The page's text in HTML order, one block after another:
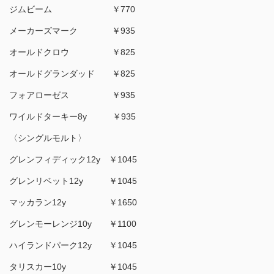
ジムビーム ￥770
メーカーズマーク ￥935
オールドクロウ ￥825
オールドグランダッド ￥825
フォアローゼス ￥935
ワイルドターキー8y ￥935
〈シングルモルト〉
グレンフィディック12y ￥1045
グレンリベット12y ￥1045
マッカラン12y ￥1650
グレンモーレンジ10y ￥1100
ハイランドパーク12y ￥1045
タリスカー10y ￥1045